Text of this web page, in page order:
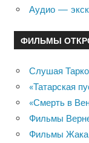
Аудио —
ФИЛЬМЫ
Слушая
«Татарская
«Смерть в
Фильмы
Фильмы Жака